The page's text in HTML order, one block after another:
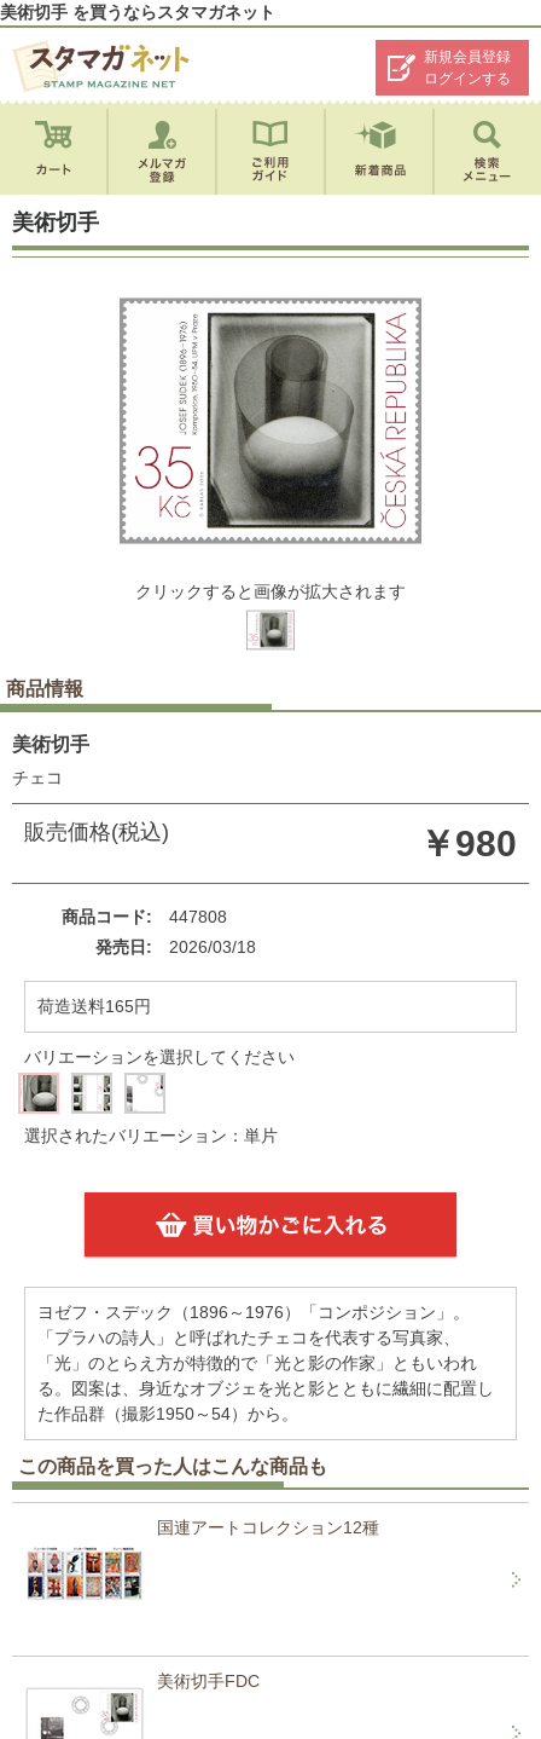
美術切手 を買うならスタマガネット
新規会員登録
ログインする
美術切手
クリックすると画像が拡大されます
商品情報
美術切手
チェコ
販売価格(税込) ￥980
商品コード
447808
発売日
2026/03/18
荷造送料165円
バリエーションを選択してください
選択されたバリエーション：単片
ヨゼフ・スデック（1896～1976）「コンポジション」。
「プラハの詩人」と呼ばれたチェコを代表する写真家、
「光」のとらえ方が特徴的で「光と影の作家」ともいわれ
る。図案は、身近なオブジェを光と影とともに繊細に配置し
た作品群（撮影1950～54）から。
この商品を買った人はこんな商品も
国連アートコレクション12種
美術切手FDC